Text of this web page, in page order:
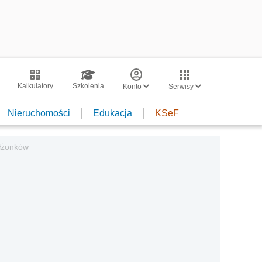
Kalkulatory Szkolenia Konto Serwisy
Nieruchomości Edukacja KSeF